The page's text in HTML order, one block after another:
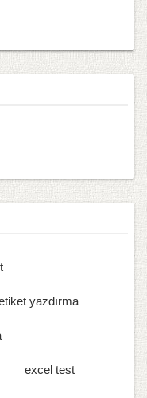
yazdırma
excel test